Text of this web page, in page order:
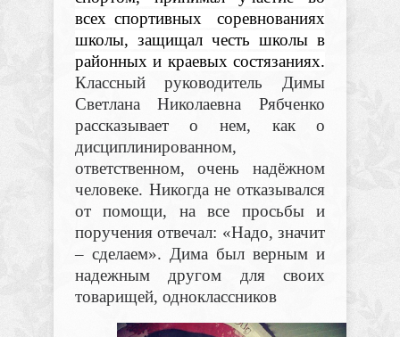
всех спортивных соревнованиях
школы, защищал честь школы в
районных и краевых состязаниях.
Классный руководитель Димы
Светлана Николаевна Рябченко
рассказывает о нем, как о
дисциплинированном,
ответственном, очень надёжном
человеке. Никогда не отказывался
от помощи, на все просьбы и
поручения отвечал: «Надо, значит
– сделаем». Дима был верным и
надежным другом для своих
товарищей, одноклассников